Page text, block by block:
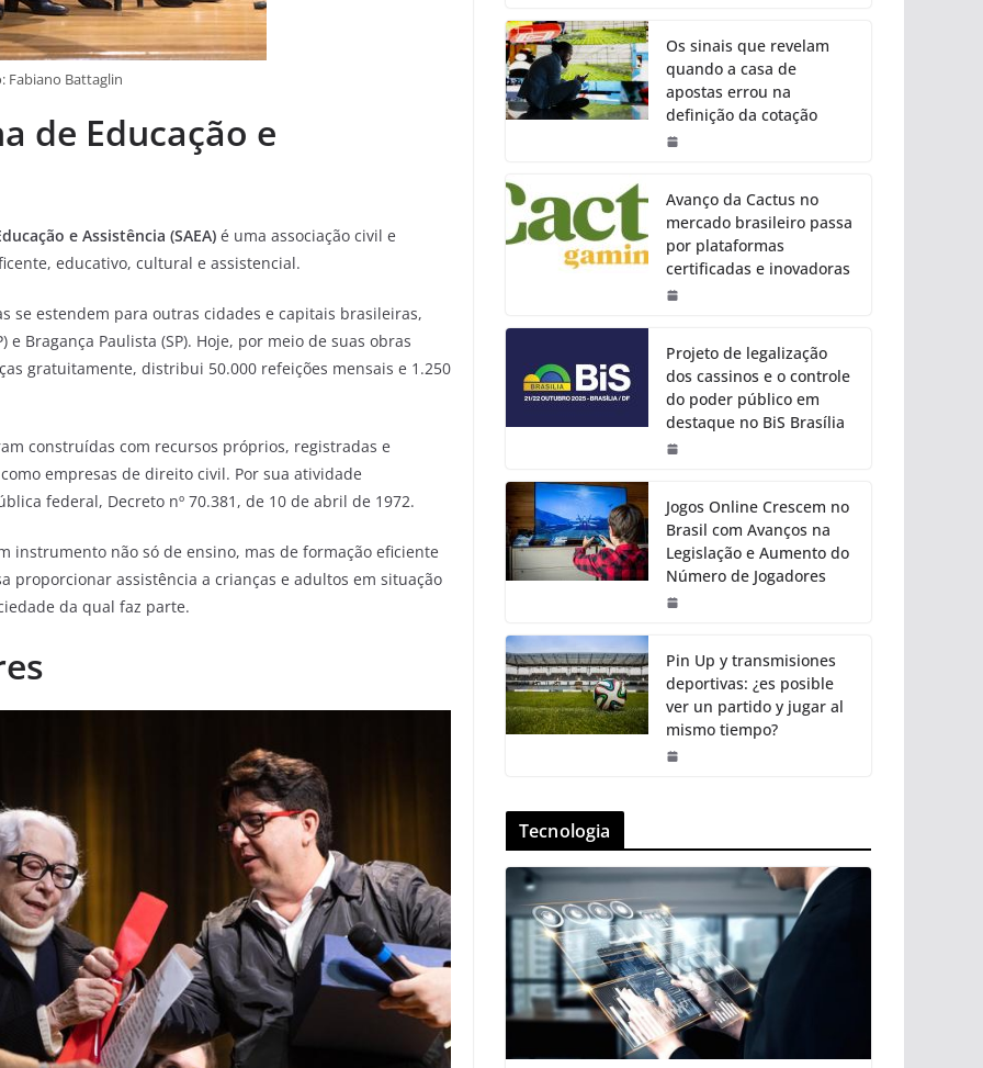
Fabiano Battaglin
de Educação e
e Assistência (SAEA) é uma associação civil e
educativo, cultural e assistencial.
se estendem para outras cidades e capitais brasileiras,
e Bragança Paulista (SP). Hoje, por meio de suas obras
gratuitamente, distribui 50.000 refeições mensais e 1.250
construídas com recursos próprios, registradas e
empresas de direito civil. Por sua atividade
federal, Decreto nº 70.381, de 10 de abril de 1972.
instrumento não só de ensino, mas de formação eficiente
proporcionar assistência a crianças e adultos em situação
da qual faz parte.
Os sinais que revelam
quando a casa de
apostas errou na
definição da cotação
Avanço da Cactus no
mercado brasileiro passa
por plataformas
certificadas e inovadoras
Projeto de legalização
dos cassinos e o controle
do poder público em
destaque no BiS Brasília
Jogos Online Crescem no
Brasil com Avanços na
Legislação e Aumento do
Número de Jogadores
Pin Up y transmisiones
deportivas: ¿es posible
ver un partido y jugar al
mismo tiempo?
Tecnologia